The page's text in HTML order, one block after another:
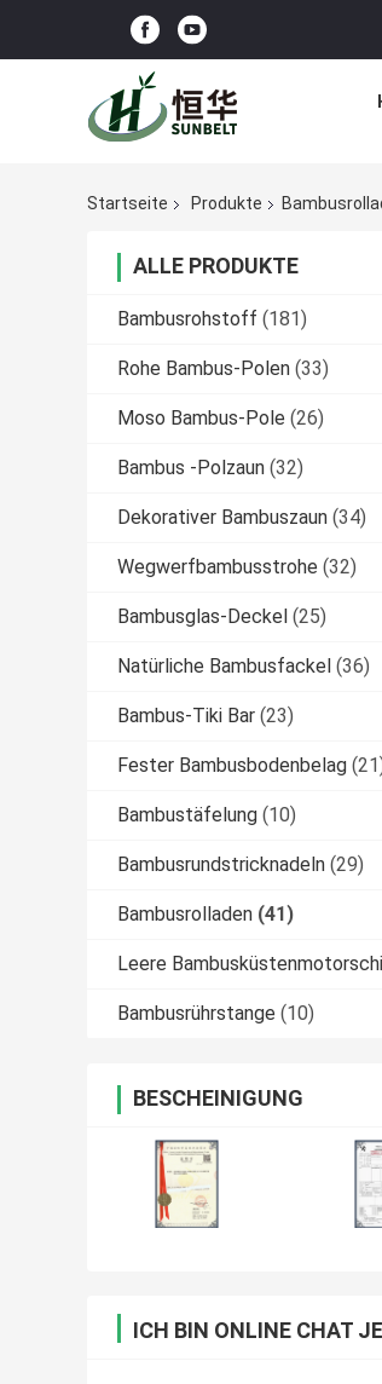
Startseite Produkte
ALLE PRODUKTE
Bambusrohstoff (181)
Rohe Bambus-Polen (33)
Moso Bambus-Pole (26)
Bambus -Polzaun (32)
Dekorativer Bambuszaun (34)
Wegwerfbambusstrohe (32)
Bambusglas-Deckel (25)
Natürliche Bambusfackel (36)
Bambus-Tiki Bar (23)
Fester Bambusbodenbelag
Bambustäfelung (10)
Bambusrundstricknadeln (29)
Bambusrolladen (41)
Leere
Bambusrührstange (10)
BESCHEINIGUNG
ICH BIN ONLINE CHAT